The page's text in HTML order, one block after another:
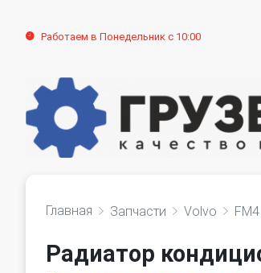
Работаем в Понедельник с 10:00
Главная Запчасти Volvo FM4
Радиатор